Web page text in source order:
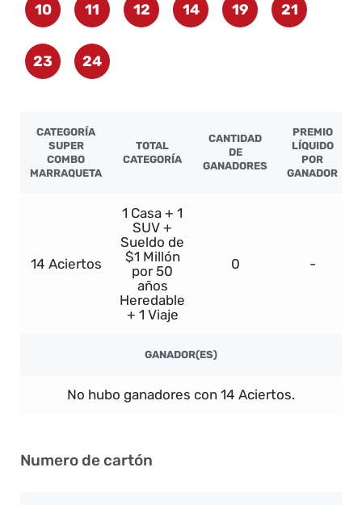
10 11 12 14 19 21
23 24
CATEGORÍA
SUPER
COMBO
MARRAQUETA
TOTAL
CATEGORÍA
CANTIDAD
DE
GANADORES
PREMIO
LÍQUIDO
POR
GANADOR
14 Aciertos
1 Casa + 1
SUV +
Sueldo de
$1 Millón
por 50
años
Heredable
+ 1 Viaje
0 -
GANADOR(ES)
No hubo ganadores con 14 Aciertos.
Numero de cartón